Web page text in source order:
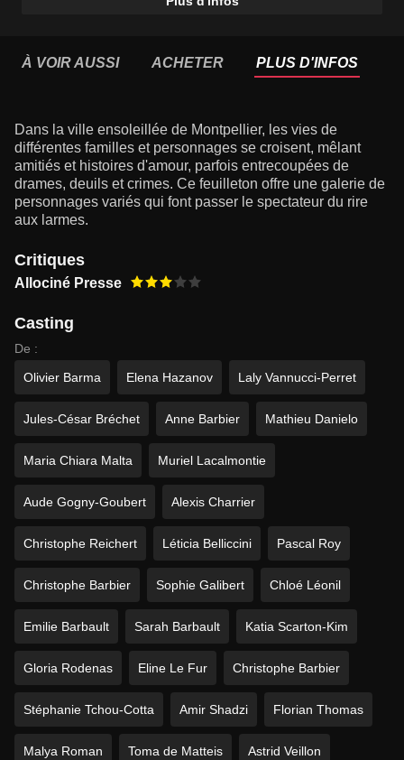
À VOIR AUSSI ACHETER PLUS D'INFOS
Dans la ville ensoleillée de Montpellier, les vies de
différentes familles et personnages se croisent, mêlant
amitiés et histoires d'amour, parfois entrecoupées de
drames, deuils et crimes. Ce feuilleton offre une galerie de
personnages variés qui font passer le spectateur du rire
aux larmes.
Critiques
Allociné Presse
Casting
De :
Olivier Barma
Elena Hazanov Laly Vannucci-Perret
Jules-César Bréchet Anne Barbier Mathieu Danielo
Maria Chiara Malta Muriel Lacalmontie
Aude Gogny-Goubert Alexis Charrier
Christophe Reichert Léticia Belliccini Pascal Roy
Christophe Barbier Sophie Galibert Chloé Léonil
Emilie Barbault Sarah Barbault Katia Scarton-Kim
Gloria Rodenas Eline Le Fur Christophe Barbier
Stéphanie Tchou-Cotta Amir Shadzi Florian Thomas
Malya Roman Toma de Matteis Astrid Veillon